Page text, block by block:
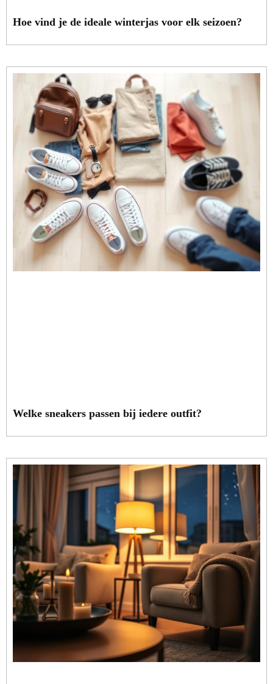
Hoe vind je de ideale winterjas voor elk seizoen?
Welke sneakers passen bij iedere outfit?